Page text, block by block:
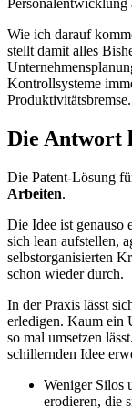
Wie ich darauf
stellt damit alles
Kontrollsysteme
Produktivitätsbremse.
Die Antwort
Die Patent-Lösung
Arbeiten.
Die Idee ist genauso
sich lean aufstellen,
selbstorganisierten
schon wieder durch.
In der Praxis lässt
erledigen. Kaum ein
so mal umsetzen
schillernden Idee
Weniger Silos
erodieren, die